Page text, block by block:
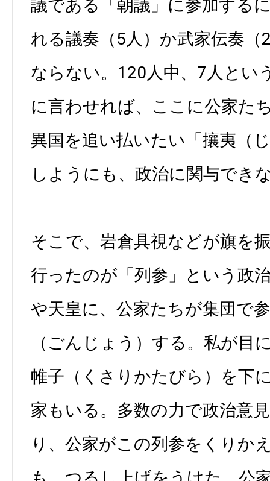
議である「朝議」に参加する
れる議奏（5人）か武家伝奏
ならない。120人中、7人とい
に言わせれば、ここに公家た
異国を追い払いたい「攘夷（
しようにも、政治に関与でき
そこで、岩倉具視などが旗を
行ったのが「列参」という政
や天皇に、公家たちが集団で
（ごんじょう）する。私が目
帷子（くさりかたびら）を下
家もいる。多数の力で政治意
り、公家がこの列参をくりか